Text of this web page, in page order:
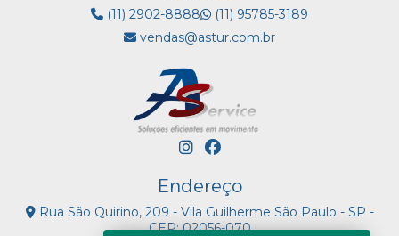
(11) 2902-8888
(11) 95785-3189
vendas@astur.com.br
Endereço
Rua São Quirino, 209 - Vila Guilherme São Paulo - SP -
CEP: 02056-070